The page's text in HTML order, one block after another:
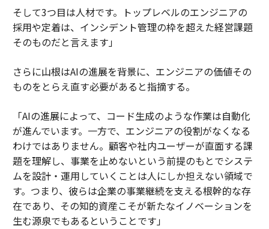
そして3つ目は人材です。トップレベルのエンジニアの
採用や定着は、インシデント管理の枠を超えた経営課題
そのものだと言えます」
さらに山根はAIの進展を背景に、エンジニアの価値その
ものをとらえ直す必要があると指摘する。
「AIの進展によって、コード生成のような作業は自動化
が進んでいます。一方で、エンジニアの役割がなくなる
わけではありません。顧客や社内ユーザーが直面する課
題を理解し、事業を止めないという前提のもとでシステ
ムを設計・運用していくことは人にしか担えない領域で
す。つまり、彼らは企業の事業継続を支える根幹的な存
在であり、その知的資産こそが新たなイノベーションを
生む源泉でもあるということです」